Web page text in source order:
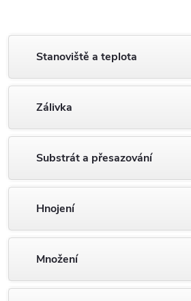
Stanoviště a teplota
Zálivka
Substrát a přesazování
Hnojení
Množení